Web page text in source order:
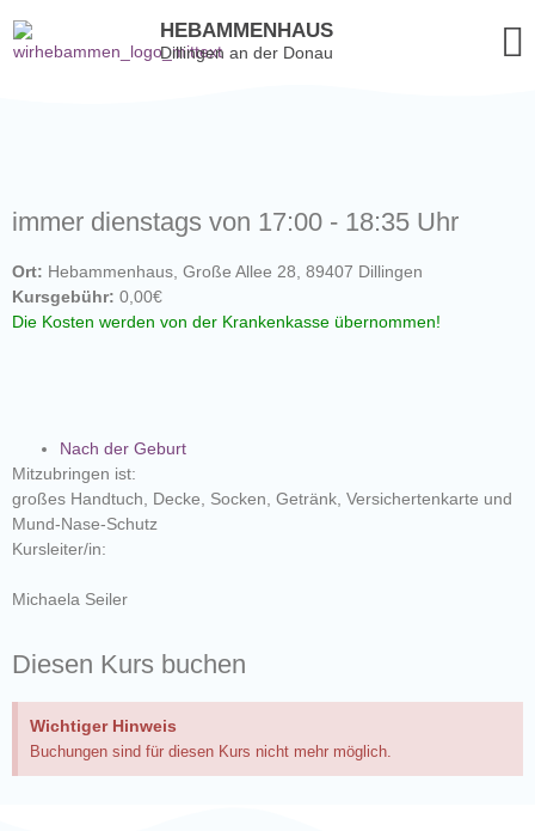
HEBAMMENHAUS
Dillingen an der Donau
immer dienstags von 17:00 - 18:35 Uhr
Ort: Hebammenhaus, Große Allee 28, 89407 Dillingen
Kursgebühr: 0,00€
Die Kosten werden von der Krankenkasse übernommen!
Nach der Geburt
Mitzubringen ist:
großes Handtuch, Decke, Socken, Getränk, Versichertenkarte und
Mund-Nase-Schutz
Kursleiter/in:
Michaela Seiler
Diesen Kurs buchen
Wichtiger Hinweis
Buchungen sind für diesen Kurs nicht mehr möglich.